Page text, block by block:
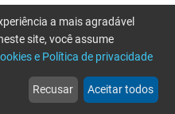
web
Notícias
more_horiz
Mais
a mais agradável
site, você assume
e Política de privacidade
Recusar Aceitar todos
tente novamente